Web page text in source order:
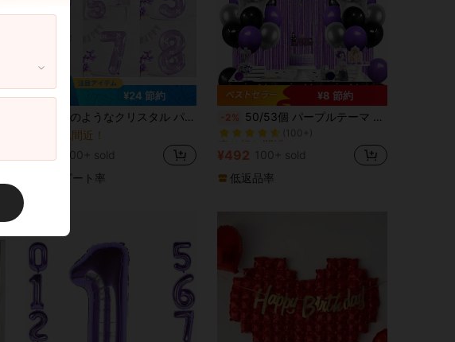
¥24 節約
夢のようなクリスタル パープルバルーン1セット、白いリボン付き番号入りバルーン、誕生日パーティー、バー、プロポーズ、告白シーンに最適、1-9の数字が選べます
売り切れ間近！
900+ sold
高リピート率
¥8 節約
-2% 50/53個 パープルテーマ ブラック ハッピーバースデー バルーンセット、16インチ レター ハッピーバースデー バルーン、誕生日パーティー、ウェンズデーテーマ、結婚式、卒業式、パーティーシーン装飾、バチェラーパーティー、フォトブース背景に適しています
売り切れ間近！
(100+)
売り切れ間近！
売り切れ間近！
売り切れ間近！
¥492 100+ sold
低返品率